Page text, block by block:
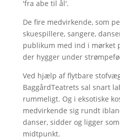
'fra abe til ål'.
De fire medvirkende, som
skuespillere, sangere,
publikum med ind i mørket
der hygger under
Ved hjælp af flytbare
BaggårdTeatrets sal snart
rummeligt. Og i eksotiske
medvirkende sig rundt
danser, sidder og ligger
midtpunkt.